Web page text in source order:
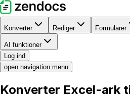
Konverter Rediger Formularer
AI funktioner
Log ind
open navigation menu
Konverter Excel-ark